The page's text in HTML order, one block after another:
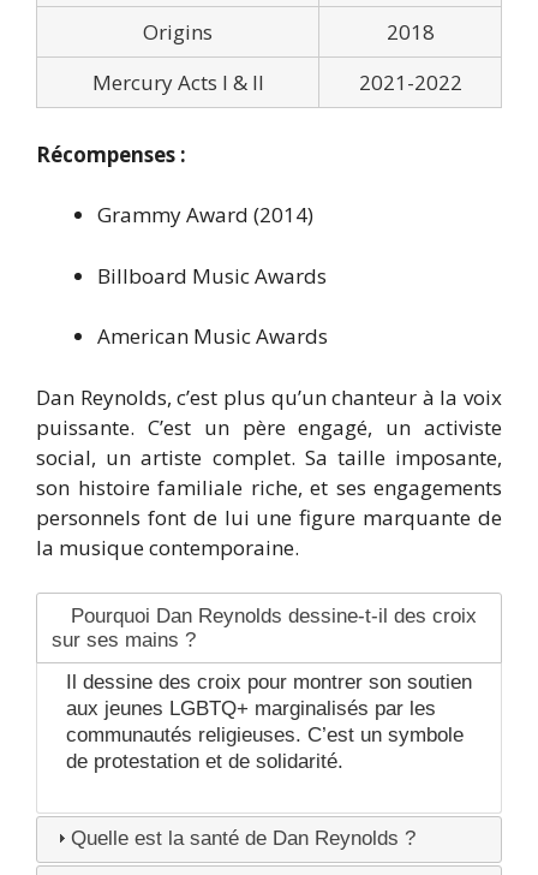
Origins
2018
Mercury Acts I & II
2021-2022
Récompenses :
Grammy Award (2014)
Billboard Music Awards
American Music Awards
Dan Reynolds, c’est plus qu’un chanteur à la voix
puissante. C’est un père engagé, un activiste
social, un artiste complet. Sa taille imposante,
son histoire familiale riche, et ses engagements
personnels font de lui une figure marquante de
la musique contemporaine.
Pourquoi Dan Reynolds dessine-t-il des croix
sur ses mains ?
Il dessine des croix pour montrer son soutien
aux jeunes LGBTQ+ marginalisés par les
communautés religieuses. C’est un symbole
de protestation et de solidarité.
Quelle est la santé de Dan Reynolds ?